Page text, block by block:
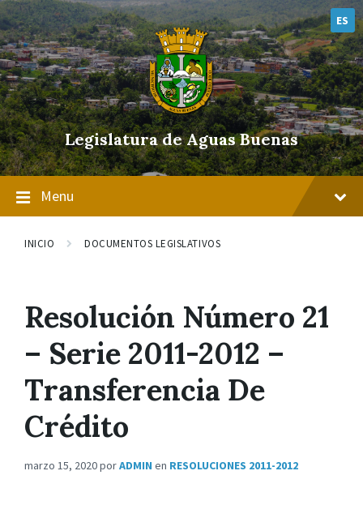
Skip
to
content
Skip
to
main
navigation
Skip
to
footer
ES
Legislatura de Aguas Buenas
Menu
INICIO DOCUMENTOS LEGISLATIVOS
Resolución Número 21
– Serie 2011-2012 –
Transferencia De
Crédito
marzo 15, 2020porADMIN en RESOLUCIONES 2011-2012